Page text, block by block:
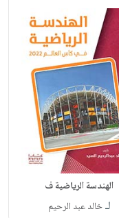
الهندسة الرياضية ف
لـخالد عبد الرحيم